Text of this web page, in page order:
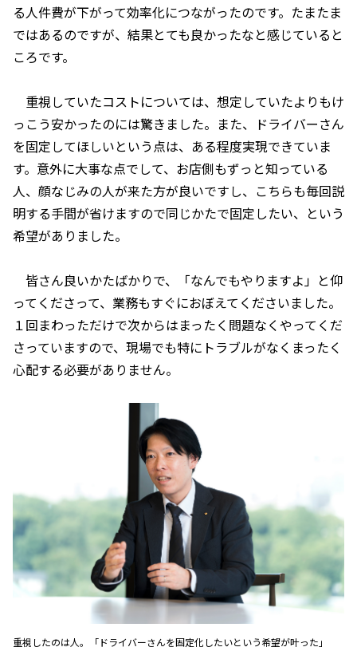
る人件費が下がって効率化につながったのです。たまたま
ではあるのですが、結果とても良かったなと感じていると
ころです。
重視していたコストについては、想定していたよりもけ
っこう安かったのには驚きました。また、ドライバーさん
を固定してほしいという点は、ある程度実現できていま
す。意外に大事な点でして、お店側もずっと知っている
人、顔なじみの人が来た方が良いですし、こちらも毎回説
明する手間が省けますので同じかたで固定したい、という
希望がありました。
皆さん良いかたばかりで、「なんでもやりますよ」と仰
ってくださって、業務もすぐにおぼえてくださいました。
１回まわっただけで次からはまったく問題なくやってくだ
さっていますので、現場でも特にトラブルがなくまったく
心配する必要がありません。
重視したのは人。「ドライバーさんを固定化したいという希望が叶った」